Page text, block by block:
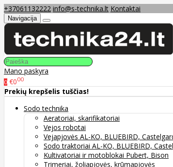
+37061132222 info@s-technika.lt Kontaktai
Navigacija
Mano paskyra
0 €000
Prekių krepšelis tuščias!
Sodo technika
Aeratoriai, skarifikatoriai
Vejos robotai
Vejapjovės AL-KO, BLUEBIRD,
Sodo traktoriai AL-KO, BLUEBIRD,
Kultivatoriai ir motoblokai Pubert, Bison
Trimeriai, žoliapjovės, krūmapjovės